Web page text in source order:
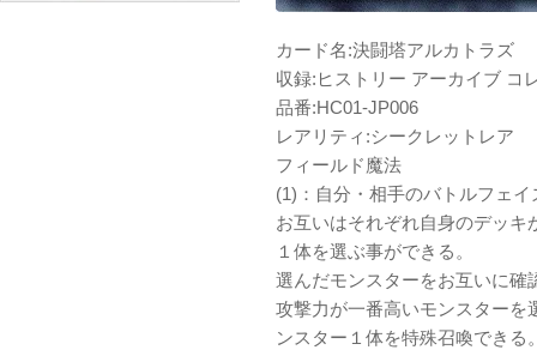
カード名:決闘塔アルカトラズ
収録:ヒストリー アーカイブ コ
品番:HC01-JP006
レアリティ:シークレットレア
フィールド魔法
(1)：自分・相手のバトルフェ
お互いはそれぞれ自身のデッキ
１体を選ぶ事ができる。
選んだモンスターをお互いに確
攻撃力が一番高いモンスターを
ンスター１体を特殊召喚できる